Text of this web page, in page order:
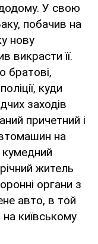
У свою
побачив на
нову
викрасти її.
братові,
куди
заходів
причетний і
на
кумедний
житель
органи з
авто, в той
київському